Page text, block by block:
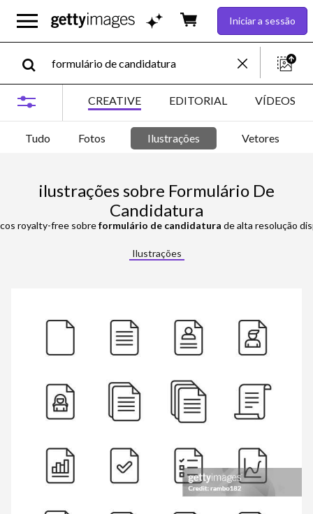
Iniciar a sessão
CREATIVE EDITORIAL VÍDEOS
Tudo Fotos Ilustrações Vetores
ilustrações sobre Formulário De
Candidatura
royalty-free sobreformulário de candidatura de alta resolução disponíveis ou
Ilustrações